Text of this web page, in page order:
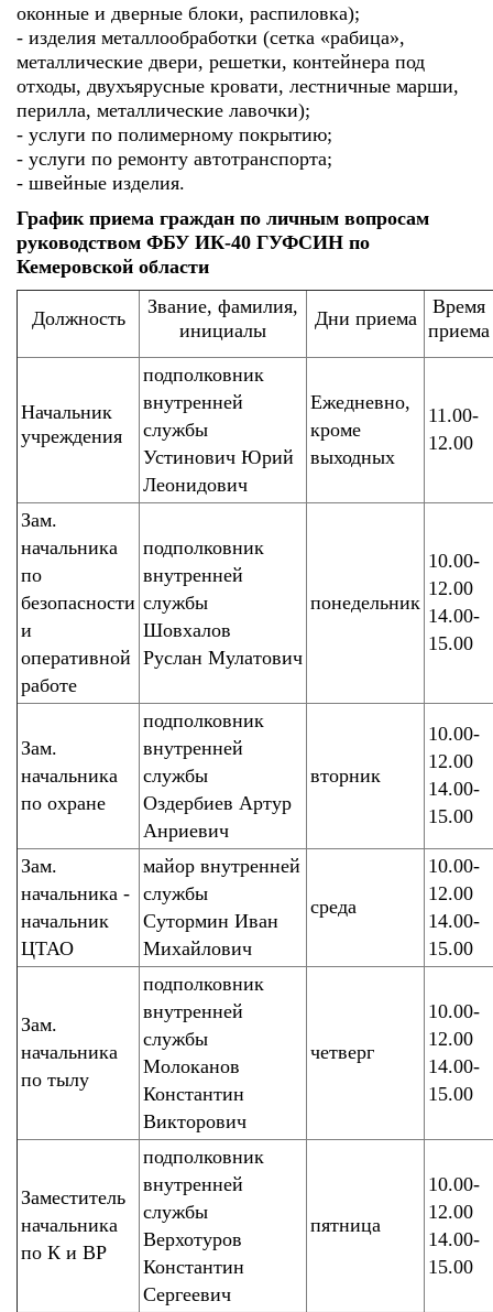
оконные и дверные блоки, распиловка);
- изделия металлообработки (сетка «рабица»,
металлические двери, решетки, контейнера под
отходы, двухъярусные кровати, лестничные марши,
перилла, металлические лавочки);
- услуги по полимерному покрытию;
- услуги по ремонту автотранспорта;
- швейные изделия.
График приема граждан по личным вопросам
руководством ФБУ ИК-40 ГУФСИН по
Кемеровской области
Должность
Звание, фамилия,
инициалы
Дни приема
Время
приема
Начальник
учреждения
подполковник
внутренней
службы
Устинович Юрий
Леонидович
Ежедневно,
кроме
выходных
11.00-
12.00
Зам.
начальника
по
безопасности
и
оперативной
работе
подполковник
внутренней
службы
Шовхалов
Руслан Мулатович
понедельник
10.00-
12.00
14.00-
15.00
Зам.
начальника
по охране
подполковник
внутренней
службы
Оздербиев Артур
Анриевич
вторник
10.00-
12.00
14.00-
15.00
Зам.
начальника -
начальник
ЦТАО
майор внутренней
службы
Сутормин Иван
Михайлович
среда
10.00-
12.00
14.00-
15.00
Зам.
начальника
по тылу
подполковник
внутренней
службы
Молоканов
Константин
Викторович
четверг
10.00-
12.00
14.00-
15.00
Заместитель
начальника
по К и ВР
подполковник
внутренней
службы
Верхотуров
Константин
Сергеевич
пятница
10.00-
12.00
14.00-
15.00